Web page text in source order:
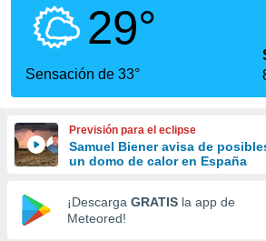
que se
calidad.
a este
las
y
forma
digital
basada
29°
Sensación de 33°
Previsión para el eclipse
Samuel Biener avisa de
un domo de calor en España
¡Descarga GRATIS la app de
Meteored!